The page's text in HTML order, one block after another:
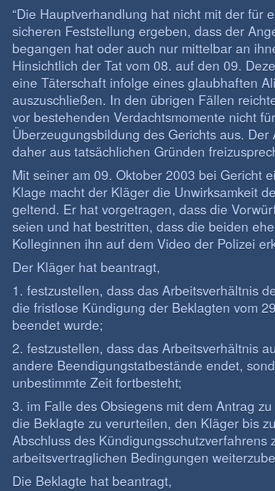
“Die Hauptverhandlung hat nicht mit der für
sicheren Feststellung ergeben, dass der
begangen hat oder auch nur mittelbar an
Hinsichtlich der Tat vom 08. auf den 09.
eine Täterschaft infolge eines glaubhaften
auszuschließen. In den übrigen Fällen
vor bestehenden Verdachtsmomente nicht
Überzeugungsbildung des Gerichts aus. Der
daher aus tatsächlichen Gründen
Mit seiner am 09. Oktober 2003 bei Gericht
Klage macht der Kläger die Unwirksamkeit
geltend. Er hat vorgetragen, dass die
seien und hat bestritten, dass die beiden
Kolleginnen ihn auf dem Video der Polizei
Der Kläger hat beantragt,
1. festzustellen, dass das Arbeitsverhältnis
die fristlose Kündigung der Beklagten vom
beendet wurde;
2. festzustellen, dass das Arbeitsverhältnis
andere Beendigungstatbestände endet,
unbestimmte Zeit fortbesteht;
3. im Falle des Obsiegens mit dem Antrag
die Beklagte zu verurteilen, den Kläger bis
Abschluss des Kündigungsschutzverfahrens
arbeitsvertraglichen Bedingungen
Die Beklagte hat beantragt,